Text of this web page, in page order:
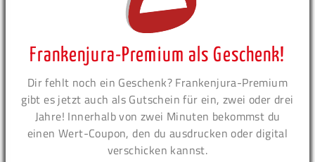
Frankenjura-Premium als Geschenk!
Dir fehlt noch ein Geschenk? Frankenjura-Premium
gibt es jetzt auch als Gutschein für ein, zwei oder drei
Jahre! Innerhalb von zwei Minuten bekommst du
einen Wert-Coupon, den du ausdrucken oder digital
verschicken kannst.